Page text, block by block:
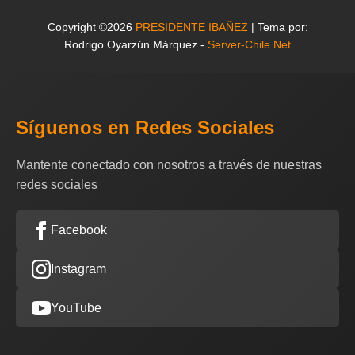
Copyright ©2026 PRESIDENTE IBAÑEZ | Tema por:
Rodrigo Oyarzún Márquez - Server-Chile.Net
Síguenos en Redes Sociales
Mantente conectado con nosotros a través de nuestras
redes sociales
Facebook
Instagram
YouTube